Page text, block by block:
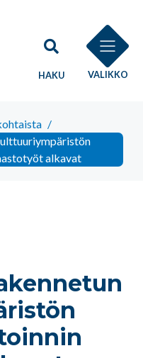
HAKU VALIKKO
/
alkavat